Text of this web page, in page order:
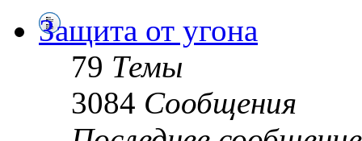
Защита от угона
79 Темы
3084 Сообщения